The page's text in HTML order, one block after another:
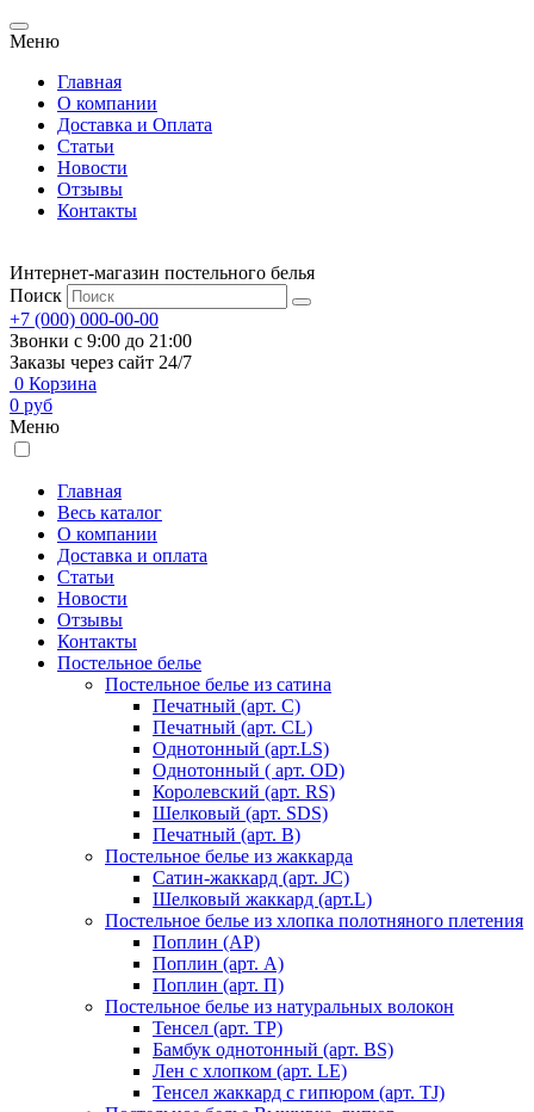
Меню
Главная
О компании
Доставка и Оплата
Статьи
Новости
Отзывы
Контакты
Интернет-магазин постельного белья
Поиск
+7 (000) 000-00-00
Звонки с 9:00 до 21:00
Заказы через сайт 24/7
0 Корзина
0 руб
Меню
Главная
Весь каталог
О компании
Доставка и оплата
Статьи
Новости
Отзывы
Контакты
Постельное белье
Постельное белье из сатина
Печатный (арт. С)
Печатный (арт. СL)
Однотонный (арт.LS)
Однотонный ( арт. OD)
Королевский (арт. RS)
Шелковый (арт. SDS)
Печатный (арт. В)
Постельное белье из жаккарда
Сатин-жаккард (арт. JC)
Шелковый жаккард (арт.L)
Постельное белье из хлопка полотняного плетения
Поплин (AP)
Поплин (арт. А)
Поплин (арт. П)
Постельное белье из натуральных волокон
Тенсел (арт. ТР)
Бамбук однотонный (арт. BS)
Лен с хлопком (арт. LE)
Тенсел жаккард с гипюром (арт. TJ)